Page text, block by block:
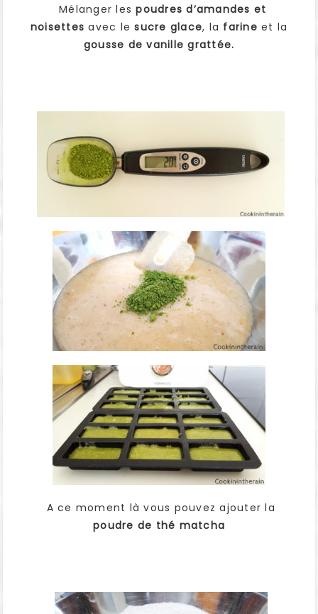
Mélanger lespoudres d’amandes et
noisettes avec lesucre glace, la farine et la
gousse de vanille grattée.
A ce moment là vous pouvez ajouter la
poudre de thé matcha